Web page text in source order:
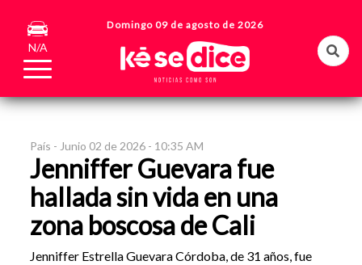
N/A
Domingo 09 de agosto de 2026
País - Junio 02 de 2026 - 10:35 AM
Jenniffer Guevara fue
hallada sin vida en una
zona boscosa de Cali
Jenniffer Estrella Guevara Córdoba, de 31 años, fue